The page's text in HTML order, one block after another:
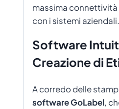
massima
con i sistemi aziendali.
Software
Creazione di
A corredo delle
software GoLabel,